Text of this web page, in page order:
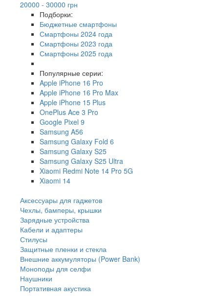
20000 - 30000 грн
Подборки:
Бюджетные смартфоны
Смартфоны 2024 года
Смартфоны 2023 года
Смартфоны 2025 года
Популярные серии:
Apple iPhone 16 Pro
Apple iPhone 16 Pro Max
Apple iPhone 15 Plus
OnePlus Ace 3 Pro
Google Pixel 9
Samsung A56
Samsung Galaxy Fold 6
Samsung Galaxy S25
Samsung Galaxy S25 Ultra
Xiaomi Redmi Note 14 Pro 5G
Xiaomi 14
Аксессуары для гаджетов
Чехлы, бамперы, крышки
Зарядные устройства
Кабели и адаптеры
Стилусы
Защитные пленки и стекла
Внешние аккумуляторы (Power Bank)
Моноподы для селфи
Наушники
Портативная акустика